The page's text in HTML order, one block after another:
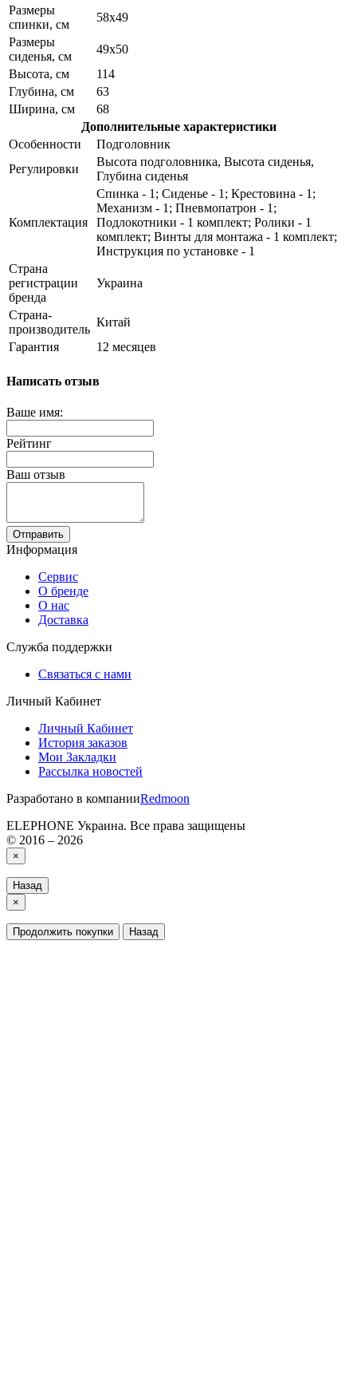
Размеры
спинки, см
58х49
Размеры
сиденья, см
49х50
Высота, см
114
Глубина, см
63
Ширина, см
68
Дополнительные характеристики
Особенности
Подголовник
Регулировки
Высота подголовника, Высота сиденья,
Глубина сиденья
Комплектация
Спинка - 1; Сиденье - 1; Крестовина - 1;
Механизм - 1; Пневмопатрон - 1;
Подлокотники - 1 комплект; Ролики - 1
комплект; Винты для монтажа - 1 комплект;
Инструкция по установке - 1
Страна
регистрации
бренда
Украина
Страна-
производитель
Китай
Гарантия
12 месяцев
Написать отзыв
Ваше имя:
Рейтинг
Ваш отзыв
Отправить
Информация
Сервис
О бренде
О нас
Доставка
Служба поддержки
Связаться с нами
Личный Кабинет
Личный Кабинет
История заказов
Мои Закладки
Рассылка новостей
Разработано в компанииRedmoon
ELEPHONE Украина. Все права защищены
© 2016 – 2026
×
Назад
×
Продолжить покупки Назад